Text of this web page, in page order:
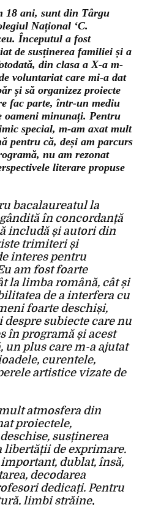
18 ani, sunt din Târgu
Național ‘C.
Începutul a fost
de susținerea familiei și a
din clasa a X-a m-
voluntariat care mi-a dat
și să organizez proiecte
fac parte, într-un mediu
minunați. Pentru
special, m-am axat mult
pentru că, deși am parcurs
nu am rezonat
literare propuse
bacalaureatul la
în concordanță
includă și autori din
trimiteri și
interes pentru
am fost foarte
la limba română, cât și
de a interfera cu
foarte deschiși,
despre subiecte care nu
în programă și acest
un plus care m-a ajutat
curentele,
artistice vizate de
atmosfera din
proiectele,
susținerea
libertății de exprimare.
dublat, însă,
decodarea
dedicați. Pentru
limbi străine,